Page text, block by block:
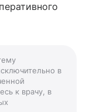
в
к врачу, в